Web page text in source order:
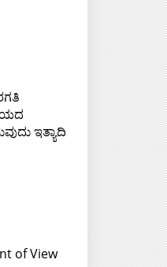
ಇತ್ಯಾದಿ
of View